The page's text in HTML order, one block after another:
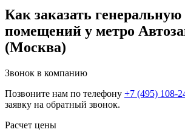
Как заказать генеральную
помещений у метро
(Москва)
Звонок в компанию
Позвоните нам по телефону +7 (495) 108-
заявку на обратный звонок.
Расчет цены